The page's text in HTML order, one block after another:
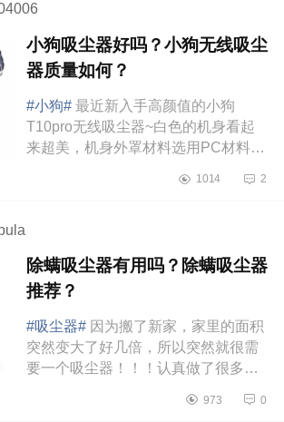
小狗吸尘器好吗？小狗无线吸尘
器质量如何？
#小狗# 最近新入手高颜值的小狗
T10pro无线吸尘器~白色的机身看起
来超美，机身外罩材料选用PC材料，
不会发黄~主机很轻，仅有1.5KG左
1014 2
除螨吸尘器有用吗？除螨吸尘器
推荐？
#吸尘器# 因为搬了新家，家里的面积
突然变大了好几倍，所以突然就很需
要一个吸尘器！！！认真做了很多功
吸尘器，这是超级适合女生用的吸...
973 0